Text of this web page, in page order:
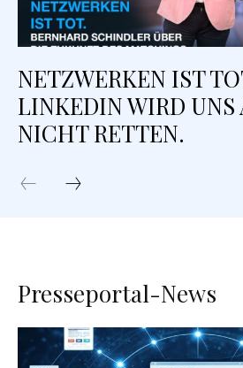
NETZWERKEN IST
LINKEDIN WIRD UNS
NICHT RETTEN.
Presseportal-News